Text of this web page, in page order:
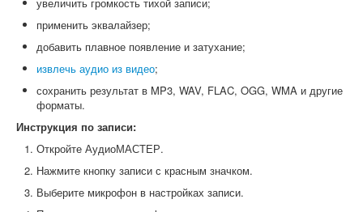
применить эквалайзер;
добавить плавное появление и затухание;
извлечь аудио из видео;
сохранить результат в MP3, WAV, FLAC, OGG, WMA и другие
форматы.
Инструкция по записи:
Откройте АудиоМАСТЕР.
Нажмите кнопку записи с красным значком.
Выберите микрофон в настройках записи.